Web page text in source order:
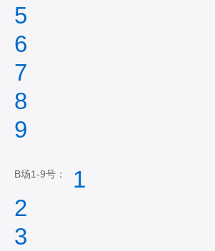
5
6
7
8
9
B场1-9号：
1
2
3